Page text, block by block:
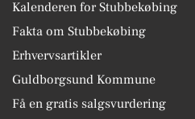
Kalenderen for Stubbekøbing
Fakta om Stubbekøbing
Erhvervsartikler
Guldborgsund Kommune
Få en gratis salgsvurdering